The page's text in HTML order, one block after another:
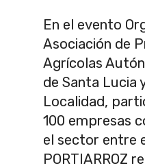
En el evento
Asociación de
Agrícolas
de Santa Lucia
Localidad,
100 empresas
el sector entre
PORTIARROZ